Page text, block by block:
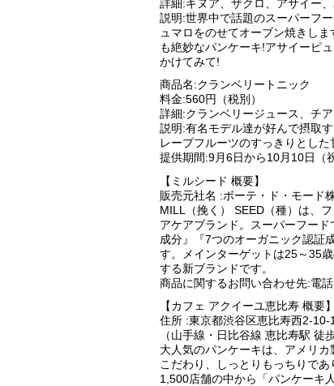
詳細:キヌア、ザクロ、アサイー
説明:世界中で話題のスーパーフ
ュマロをのせてオーブン焼きし
も絶妙なパンケーキ!アサイーピ
かけてみて!
商品名:クランベリートニック
料金:560円（税別）
詳細:クランベリージュース、チ
説明:有名モデル達が好んで摂取
レープフルーツのすっきりとし
提供期間:9月6日から10月10日（
【ミルシード 概要】
販売元社名 :ボーテ・ド・モード
MILL（挽く） SEED（種）は、
アケアブランド。スーパーフー
成分』『7つのオーガニック認証
す。メインターゲットは25～35
する新ブランドです。
商品に関するお問い合わせ先:電
【カフェ アクイーユ恵比寿 概要】
住所 :東京都渋谷区恵比寿西2-10-
（山手線・日比谷線 恵比寿駅 徒
大人気のパンケーキは、アメリ
こだわり、しっとりもっちりで
1,500店舗の中から「パンケーキ